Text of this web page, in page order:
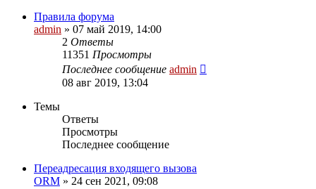
Правила форума
admin » 07 май 2019, 14:00
2 Ответы
11351 Просмотры
Последнее сообщение admin
08 авг 2019, 13:04
Темы
Ответы
Просмотры
Последнее сообщение
Переадресация входящего вызова
ORM » 24 сен 2021, 09:08